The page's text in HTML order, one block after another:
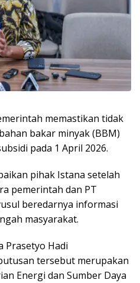
memastikan tidak
bakar minyak (BBM)
pada 1 April 2026.
pihak Istana setelah
pemerintah dan PT
beredarnya informasi
masyarakat.
Prasetyo Hadi
tersebut merupakan
Energi dan Sumber Daya